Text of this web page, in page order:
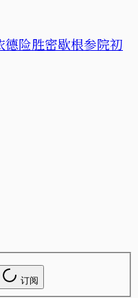
险胜密歇根参院初
订阅